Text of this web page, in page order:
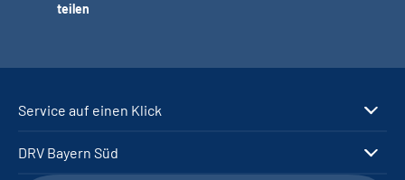
teilen
Service auf einen Klick
DRV Bayern Süd